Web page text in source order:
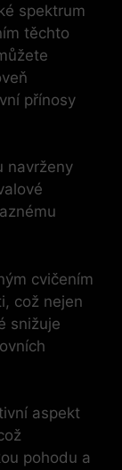
spektrum
těchto
přínosy
navrženy
cvičením
což nejen
snižuje
aspekt
pohodu a